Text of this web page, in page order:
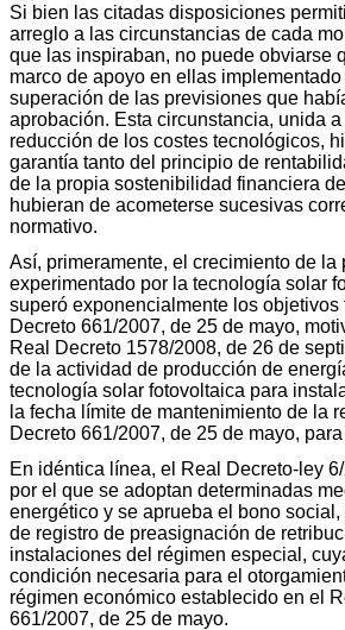
Si bien las citadas disposiciones
arreglo a las circunstancias de cada
que las inspiraban, no puede obviarse
marco de apoyo en ellas
superación de las previsiones que
aprobación. Esta circunstancia, unida
reducción de los costes tecnológicos,
garantía tanto del principio de
de la propia sostenibilidad financiera
hubieran de acometerse sucesivas
normativo.
Así, primeramente, el crecimiento de la
experimentado por la tecnología solar
superó exponencialmente los objetivos
Decreto 661/2007, de 25 de mayo,
Real Decreto 1578/2008, de 26 de
de la actividad de producción de
tecnología solar fotovoltaica para
la fecha límite de mantenimiento de la
Decreto 661/2007, de 25 de mayo,
En idéntica línea, el Real Decreto-ley
por el que se adoptan determinadas
energético y se aprueba el bono
de registro de preasignación de
instalaciones del régimen especial,
condición necesaria para el
régimen económico establecido en el
661/2007, de 25 de mayo.